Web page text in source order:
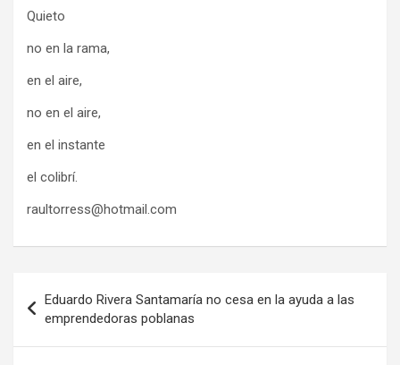
Quieto
no en la rama,
en el aire,
no en el aire,
en el instante
el colibrí.
raultorress@hotmail.com
de
entradas
Eduardo Rivera Santamaría no cesa en la ayuda a las
emprendedoras poblanas